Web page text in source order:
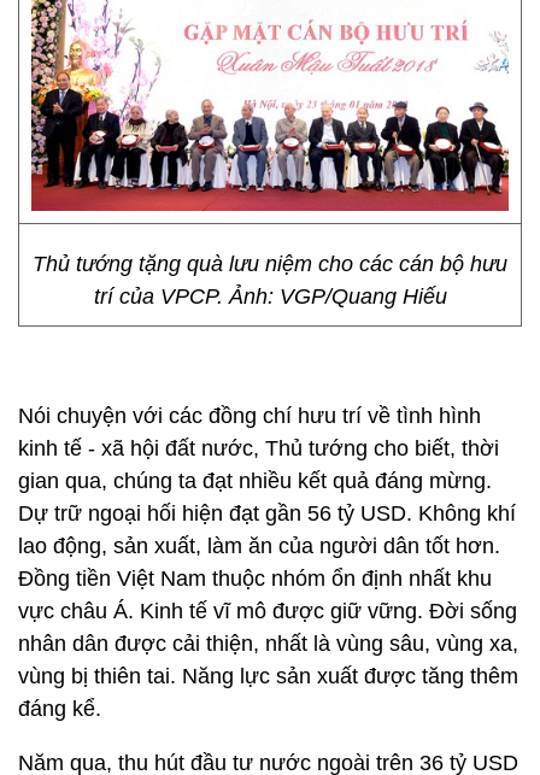
Thủ tướng tặng quà lưu niệm cho các cán bộ hưu
trí của VPCP. Ảnh: VGP/Quang Hiếu
Nói chuyện với các đồng chí hưu trí về tình hình
kinh tế - xã hội đất nước, Thủ tướng cho biết, thời
gian qua, chúng ta đạt nhiều kết quả đáng mừng.
Dự trữ ngoại hối hiện đạt gần 56 tỷ USD. Không khí
lao động, sản xuất, làm ăn của người dân tốt hơn.
Đồng tiền Việt Nam thuộc nhóm ổn định nhất khu
vực châu Á. Kinh tế vĩ mô được giữ vững. Đời sống
nhân dân được cải thiện, nhất là vùng sâu, vùng xa,
vùng bị thiên tai. Năng lực sản xuất được tăng thêm
đáng kể.
Năm qua, thu hút đầu tư nước ngoài trên 36 tỷ USD